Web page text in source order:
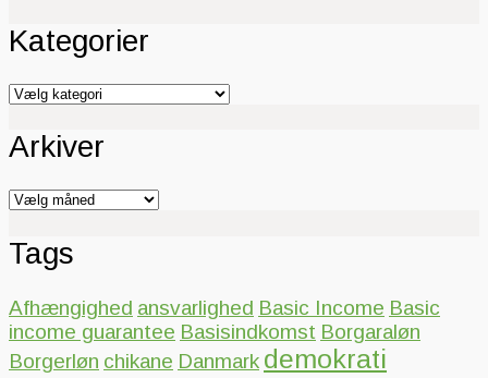
Kategorier
Kategorier
Arkiver
Arkiver
Tags
Afhængighed ansvarlighed Basic Income Basic
income guarantee Basisindkomst Borgaraløn
Borgerløn chikane Danmark demokrati